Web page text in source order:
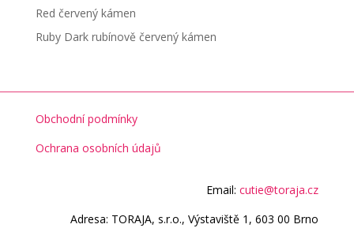
Red červený kámen
Ruby Dark rubínově červený kámen
Obchodní podmínky
Ochrana osobních údajů
Email:cutie@toraja.cz
Adresa: TORAJA, s.r.o., Výstaviště 1, 603 00 Brno